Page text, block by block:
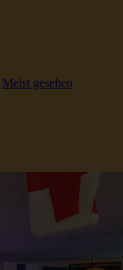
Meist gesehen